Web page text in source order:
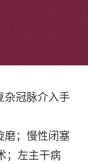
杂冠脉介入手
磨；慢性闭塞
；左主干病